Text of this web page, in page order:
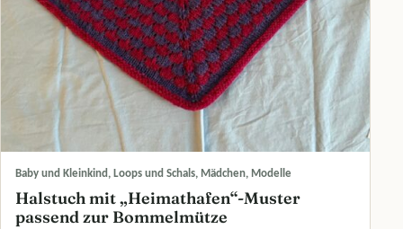
Baby und Kleinkind, Loops und Schals, Mädchen, Modelle
Halstuch mit „Heimathafen“-Muster
passend zur Bommelmütze